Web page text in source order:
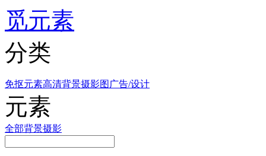
觅元素
分类
免抠元素高清背景摄影图 广告/设计
元素
全部背景摄影